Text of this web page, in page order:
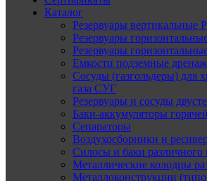
Каталог
Резервуары вертикальные
Резервуары
Резервуары
Емкости подземные
Сосуды (газгольдеры) для
газа СУГ
Резервуары и сосуды
Баки-аккумуляторы
Сепараторы
Воздухосборники и
Силосы и баки различного
Металлические колодцы
Металлоконструкции